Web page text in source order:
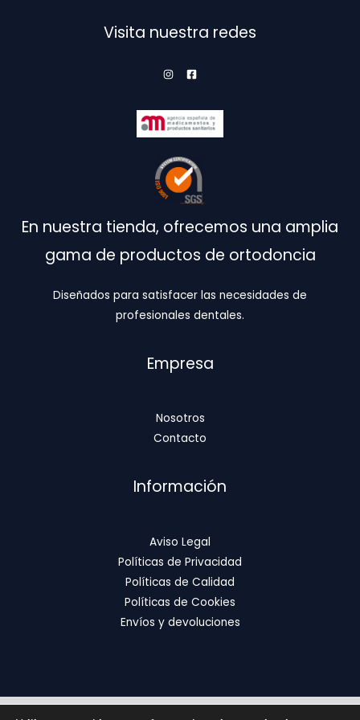
Visita nuestra redes
En nuestra tienda, ofrecemos una amplia
gama de productos de ortodoncia
Diseñados para satisfacer las necesidades de
profesionales dentales.
Empresa
Nosotros
Contacto
Información
Aviso Legal
Políticas de Privacidad
Políticas de Calidad
Políticas de Cookies
Envíos y devoluciones